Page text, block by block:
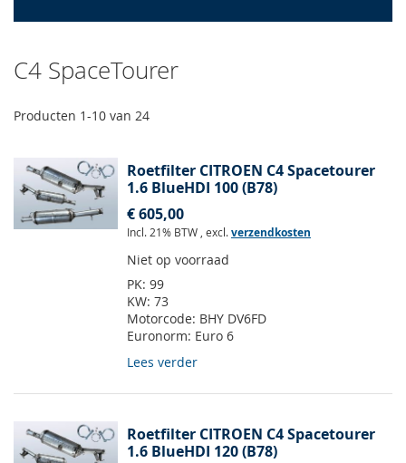
C4 SpaceTourer
Producten 1-10 van 24
Roetfilter CITROEN C4 Spacetourer
1.6 BlueHDI 100 (B78)
€ 605,00
Incl. 21% BTW , excl.verzendkosten
Niet op voorraad
PK: 99
KW: 73
Motorcode: BHY DV6FD
Euronorm: Euro 6
Lees verder
Roetfilter CITROEN C4 Spacetourer
1.6 BlueHDI 120 (B78)